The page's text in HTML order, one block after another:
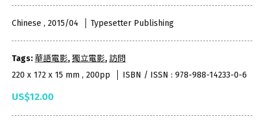
Chinese , 2015/04 Typesetter Publishing
Tags:華語電影,獨立電影, 訪問
220 x 172 x 15 mm , 200pp
ISBN / ISSN : 978-988-14233-0-6
US$12.00